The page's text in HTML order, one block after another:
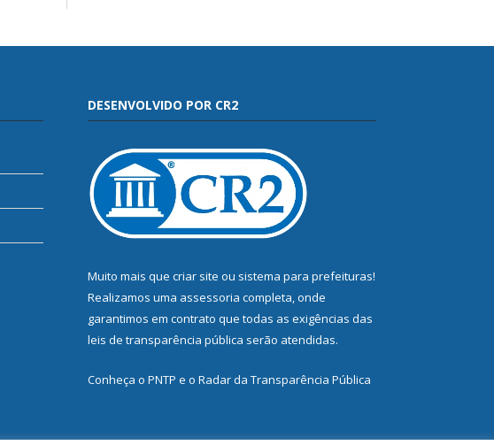
DESENVOLVIDO POR CR2
Muito mais que criar site ou sistema para prefeituras!
Realizamos uma assessoria completa, onde
garantimos em contrato que todas as exigências das
leis de transparência pública serão atendidas.
Conheça o PNTP e o Radar da Transparência Pública